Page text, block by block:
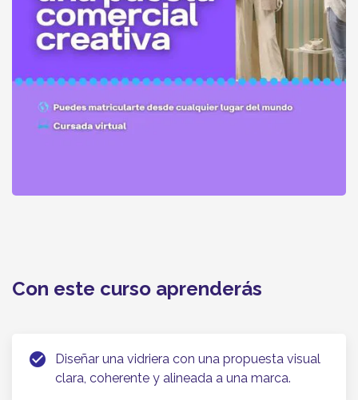
Con este curso aprenderás
check_circle
Diseñar una vidriera con una propuesta visual
clara, coherente y alineada a una marca.